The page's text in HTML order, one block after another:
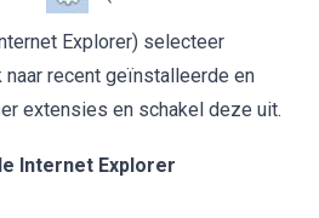
Explorer) selecteer
naar recent geïnstalleerde en
extensies en schakel deze uit.
Internet Explorer